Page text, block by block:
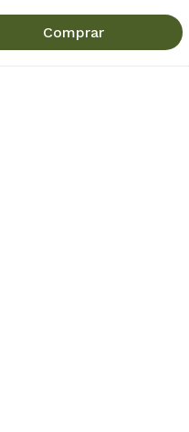
Comprar